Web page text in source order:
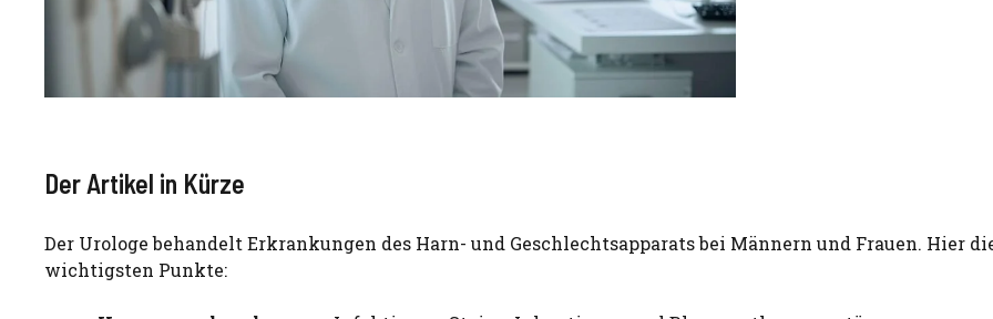
Der Artikel in Kürze
Der Urologe behandelt Erkrankungen des Harn- und Geschlechtsapparats bei Männern und Frauen. Hier
wichtigsten Punkte: